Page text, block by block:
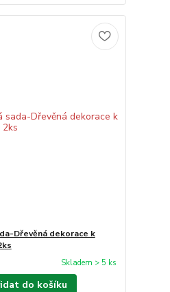
Dřevěná dekorace k
Skladem > 5 ks
do košíku